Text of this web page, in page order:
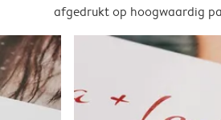
afgedrukt op hoogwaardig